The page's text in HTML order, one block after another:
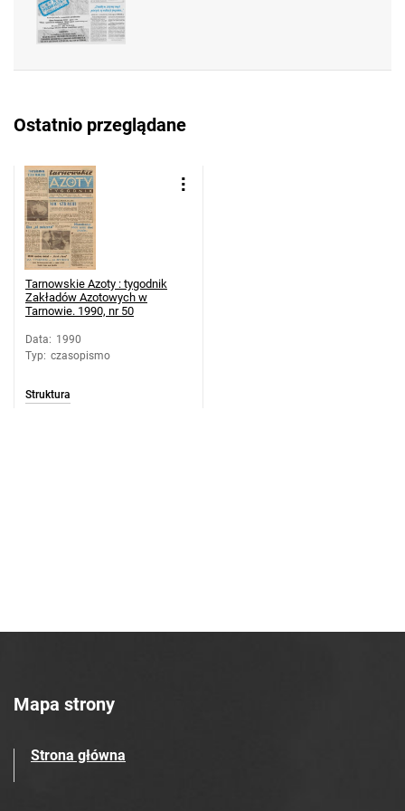
Azotowych w Tarnowie. 1990, nr 28
Tarnowskie Azoty : tygodnik Zakładów
Tarnowskie Azoty : tygodnik Zakładów
Tarnowskie Azoty : tygodnik Zakładów
Azotowych w Tarnowie. 1990, nr 32
Tarnowskie Azoty : tygodnik Zakładów
Azotowych w Tarnowie. 1990, nr 33
Tarnowskie Azoty : tygodnik Zakładów
Azotowych w Tarnowie. 1990, nr 34
Tarnowskie Azoty : tygodnik Zakładów
Azotowych w Tarnowie. 1990
Tarnowskie Azoty : tygodnik Zakładów
Azotowych w Tarnowie. 1990, nr 43
Azotowych w Tarnowie. 1990, nr 44
Ostatnio przeglądane
Tarnowskie Azoty : tygodnik
Zakładów Azotowych w
Tarnowie. 1990, nr 50
Data: 1990
Typ: czasopismo
Struktura
Mapa strony
Strona główna